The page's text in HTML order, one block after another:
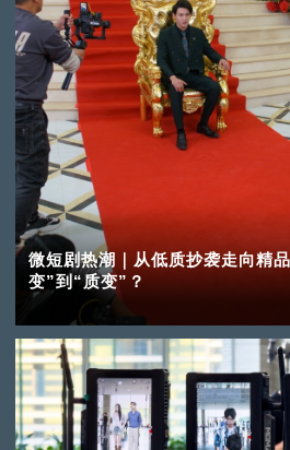
微短剧热潮｜从低质抄袭走向精
变”到“质变”？